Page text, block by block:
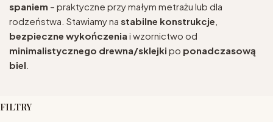
spaniem – praktyczne przy małym metrażu lub dla
rodzeństwa. Stawiamy na stabilne konstrukcje
bezpieczne wykończenia i wzornictwo od
minimalistycznego drewna/sklejki po ponadczasową
biel
FILTRY